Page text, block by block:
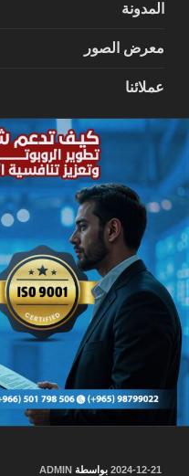
المدونة
معرض الصور
عملائنا
نُشر
2024-12-21 بواسطة ADMIN